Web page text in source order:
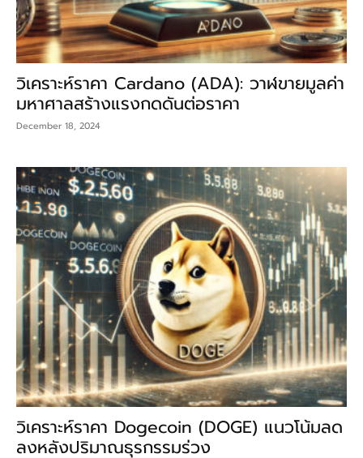
วิเคราะห์ราคา Cardano (ADA): วาฬขายมูลค่า
มหาศาลสร้างแรงกดดันต่อราคา
December 18, 2024
วิเคราะห์ราคา Dogecoin (DOGE) แนวโน้มลด
ลงหลังปริมาณธุรกรรมร่วง